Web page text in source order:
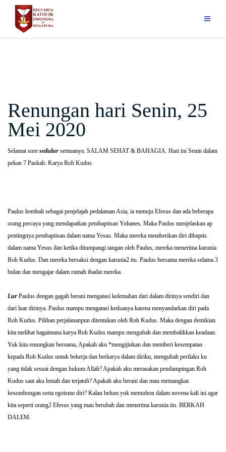
content
Renungan hari Senin, 25
Mei 2020
Selamat sore sedulur semuanya. SALAM SEHAT & BAHAGIA. Hari ini Senin dalam
pekan 7 Paskah. Karya Roh Kudus.
Paulus kembali sebagai penjelajah pedalaman Asia, ia menuju Efesus dan ada beberapa
orang percaya yang mendapatkan pembaptisan Yohanes. Maka Paulus menjelaskan ap
pentingnya pembaptisan dalam nama Yesus. Maka mereka memberikan diri dibaptis
dalam nama Yesus dan ketika ditumpangi tangan oleh Paulus, mereka menerima karunia
Roh Kudus. Dan mereka bersaksi dengan karunia2 itu. Paulus bersama mereka selama 3
bulan dan mengajar dalam rumah ibadat mereka.
Lur Paulus dengan gagah berani mengatasi kelemahan dari dalam dirinya sendiri dan
dari luar dirinya. Paulus mampu mengatasi keduanya karena menyandarkan diri pada
Roh Kudus. Pilihan perjalananpun ditentukan oleh Roh Kudus. Maka dengan demikian
kita melihat bagaimana karya Roh Kudus mampu mengubah dan membalikkan keadaan.
Yuk kita renungkan bersama, Apakah aku *mengijinkan dan memberi kesempatan
kepada Roh Kudus untuk bekerja dan berkarya dalam diriku, mengubah perilaku ku
yang tidak sesuai dengan hukum Allah? Apakah aku merasakan pendampingan Roh
Kudus saat aku lemah dan terjatuh? Apakah aku berani dan mau memangkas
kesombongan serta egoisme diri? Kalau belum yuk memohon dalam novena kali ini agar
kita seperti orang2 Efesus yang mau berubah dan menerima karunia itu. BERKAH
DALEM.